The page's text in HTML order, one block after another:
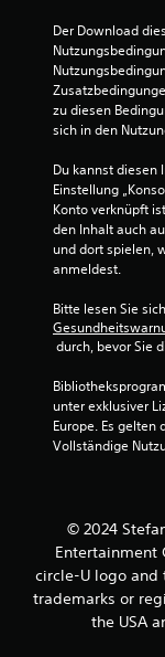
d
i
e
n
e
n
u
m
ü
s
s
.
S
p
i
e
l
o
h
n
e
C
Der Download
zu diesen
sich in den
Du kannst diesen
Einstellung
Konto verknüpft
den Inhalt auch
und dort spielen,
anmeldest.
Bitte lesen Sie
durch, bevor Sie
unter exklusiver
Europe. Es
Vollständige
© 2024
Entertainment
circle-U logo and
trademarks or
the USA